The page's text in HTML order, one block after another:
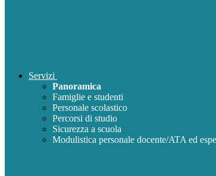
Servizi
Panoramica
Famiglie e studenti
Personale scolastico
Percorsi di studio
Sicurezza a scuola
Modulistica personale docente/ATA ed